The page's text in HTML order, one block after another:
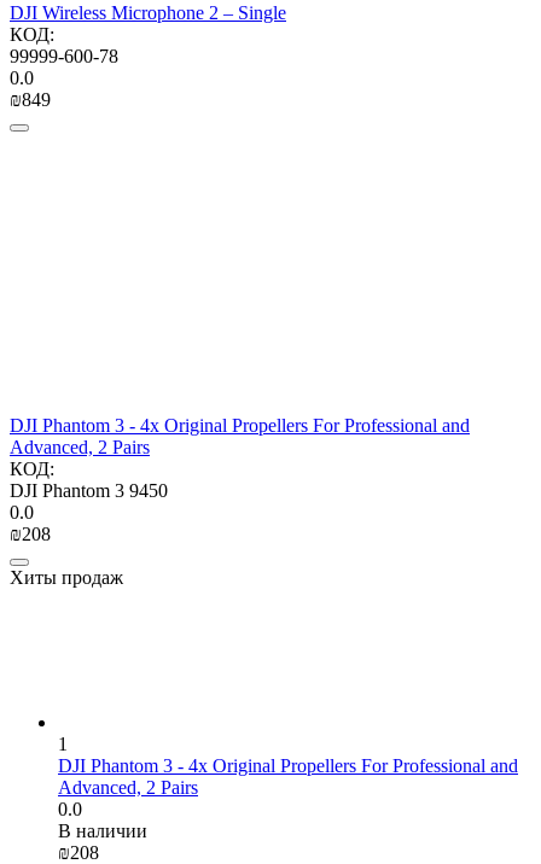
DJI Wireless Microphone 2 – Single
КОД:
99999-600-78
0.0
₪‍849‍
DJI Phantom 3 - 4x Original Propellers For Professional and
Advanced, 2 Pairs
КОД:
DJI Phantom 3 9450
0.0
₪‍208‍
Хиты продаж
1
DJI Phantom 3 - 4x Original Propellers For Professional and
Advanced, 2 Pairs
0.0
В наличии
₪‍208‍